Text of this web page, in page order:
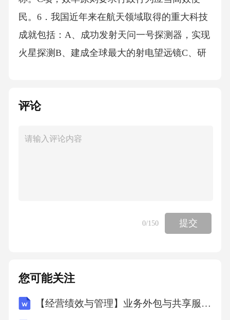
评论
0/150 提交
您可能关注
【经营绩效与管理】业务外包与共享服务专项审计计划